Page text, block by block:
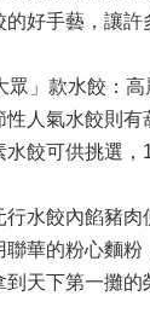
好手藝，讓許
」款水餃：
人氣水餃則
餃可供挑選，
水餃內餡豬
華的粉心麵粉
天下第一攤